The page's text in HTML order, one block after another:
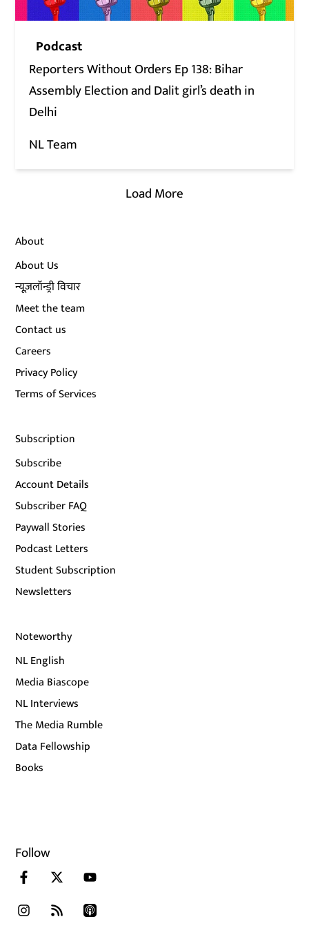
Podcast
Reporters Without Orders Ep 138: Bihar
Assembly Election and Dalit girl’s death in
Delhi
NL Team
Load More
About
About Us
न्यूज़लॉन्ड्री विचार
Meet the team
Contact us
Careers
Privacy Policy
Terms of Services
Subscription
Subscribe
Account Details
Subscriber FAQ
Paywall Stories
Podcast Letters
Student Subscription
Newsletters
Noteworthy
NL English
Media Biascope
NL Interviews
The Media Rumble
Data Fellowship
Books
Follow